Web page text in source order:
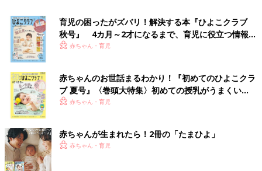
育児の困ったがズバリ！解決する本『ひよこクラブ
秋号』 4カ月～2才になるまで、育児に役立つ情報が
いっぱい！
赤ちゃん・育児
赤ちゃんのお世話まるわかり！『初めてのひよこクラ
ブ 夏号』〈巻頭大特集〉初めての授乳がうまくい
く！ おっぱい・ミルクの基本と夏のトラブル 解決テ
赤ちゃん・育児
赤ちゃんが生まれたら！2冊の「たまひよ」
赤ちゃん・育児